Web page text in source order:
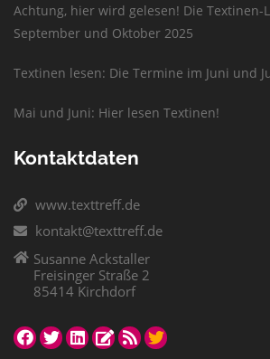
Achtung, hier wird gelesen! Die Textinen-
September und Oktober 2025
Textinen lesen: Die Termine im Juni und
Mai und Juni: Hier lesen Textinen!
Kontaktdaten
www.texttreff.de
kontakt@texttreff.de
Susanne Ackstaller
Freisinger Straße 2
85414 Kirchdorf